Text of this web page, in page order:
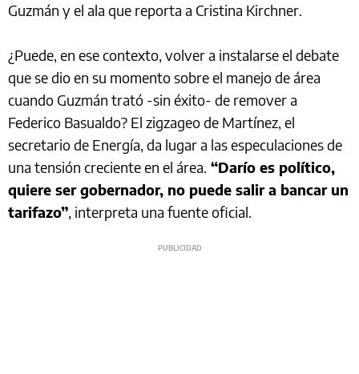
Guzmán y el ala que reporta a Cristina Kirchner.
¿Puede, en ese contexto, volver a instalarse el debate
que se dio en su momento sobre el manejo de área
cuando Guzmán trató -sin éxito- de remover a
Federico Basualdo? El zigzageo de Martínez, el
secretario de Energía, da lugar a las especulaciones de
una tensión creciente en el área. “Darío es político,
quiere ser gobernador, no puede salir a bancar un
tarifazo”, interpreta una fuente oficial.